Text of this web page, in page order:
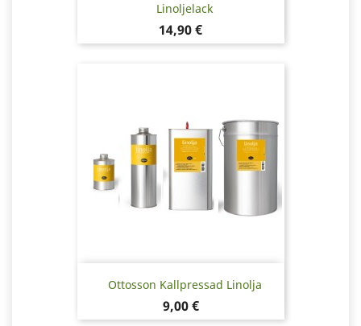
Linoljelack
Pris
14,90 €
Ottosson Kallpressad Linolja
Pris
9,00 €